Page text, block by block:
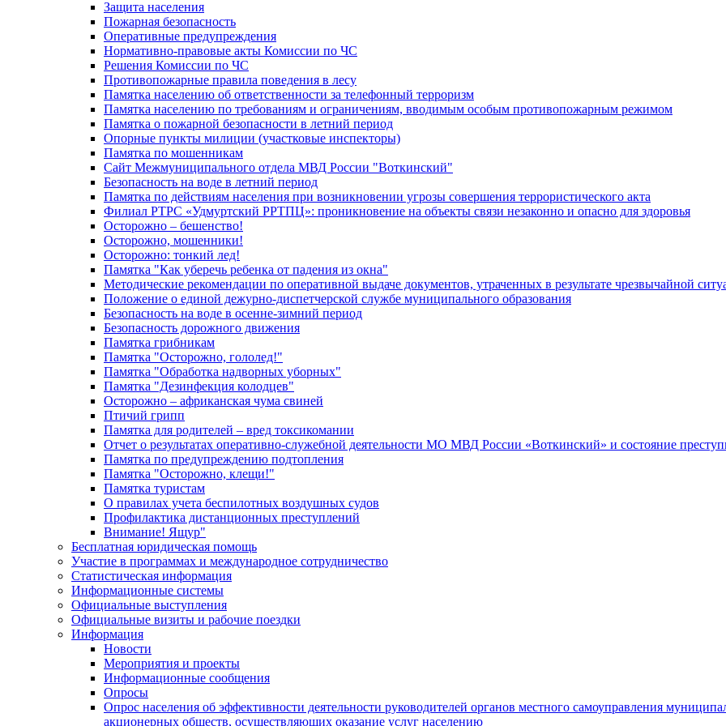
Защита населения
Пожарная безопасность
Оперативные предупреждения
Нормативно-правовые акты Комиссии по ЧС
Решения Комиссии по ЧС
Противопожарные правила поведения в лесу
Памятка населению об ответственности за телефонный терроризм
Памятка населению по требованиям и ограничениям, вводимым особым противопожарным режимом
Памятка о пожарной безопасности в летний период
Опорные пункты милиции (участковые инспекторы)
Памятка по мошенникам
Сайт Межмуниципального отдела МВД России "Воткинский"
Безопасность на воде в летний период
Памятка по действиям населения при возникновении угрозы совершения террористического акта
Филиал РТРС «Удмуртский РРТПЦ»: проникновение на объекты связи незаконно и опасно для здоровья
Осторожно – бешенство!
Осторожно, мошенники!
Осторожно: тонкий лед!
Памятка "Как уберечь ребенка от падения из окна"
Методические рекомендации по оперативной выдаче документов, утраченных в результате чрезвычайной
Положение о единой дежурно-диспетчерской службе муниципального образования
Безопасность на воде в осенне-зимний период
Безопасность дорожного движения
Памятка грибникам
Памятка "Осторожно, гололед!"
Памятка "Обработка надворных уборных"
Памятка "Дезинфекция колодцев"
Осторожно – африканская чума свиней
Птичий грипп
Памятка для родителей – вред токсикомании
Отчет о результатах оперативно-служебной деятельности МО МВД России «Воткинский» и состояние
Памятка по предупреждению подтопления
Памятка "Осторожно, клещи!"
Памятка туристам
О правилах учета беспилотных воздушных судов
Профилактика дистанционных преступлений
Внимание! Ящур"
Бесплатная юридическая помощь
Участие в программах и международное сотрудничество
Статистическая информация
Информационные системы
Официальные выступления
Официальные визиты и рабочие поездки
Информация
Новости
Мероприятия и проекты
Информационные сообщения
Опросы
Опрос населения об эффективности деятельности руководителей органов местного самоуправления
акционерных обществ, осуществляющих оказание услуг населению